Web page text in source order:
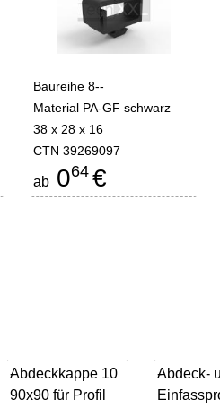
Baureihe 8--
Material PA-GF schwarz
38 x 28 x 16
CTN 39269097
ab 064 €
Abdeckkappe 10
90x90 für Profil
-
Abdeck-
-